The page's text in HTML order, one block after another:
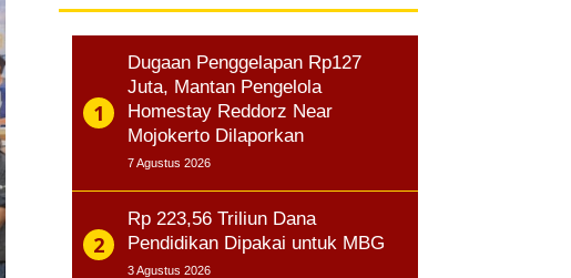
Dugaan Penggelapan Rp127
Juta, Mantan Pengelola
Homestay Reddorz Near
Mojokerto Dilaporkan
7 Agustus 2026
Rp 223,56 Triliun Dana
Pendidikan Dipakai untuk MBG
3 Agustus 2026